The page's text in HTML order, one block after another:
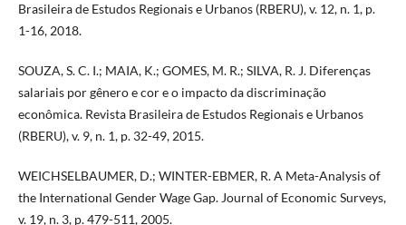
Brasileira de Estudos Regionais e Urbanos (RBERU), v. 12, n. 1, p.
1-16, 2018.
SOUZA, S. C. I.; MAIA, K.; GOMES, M. R.; SILVA, R. J. Diferenças
salariais por gênero e cor e o impacto da discriminação
econômica. Revista Brasileira de Estudos Regionais e Urbanos
(RBERU), v. 9, n. 1, p. 32-49, 2015.
WEICHSELBAUMER, D.; WINTER-EBMER, R. A Meta-Analysis of
the International Gender Wage Gap. Journal of Economic Surveys,
v. 19, n. 3, p. 479-511, 2005.